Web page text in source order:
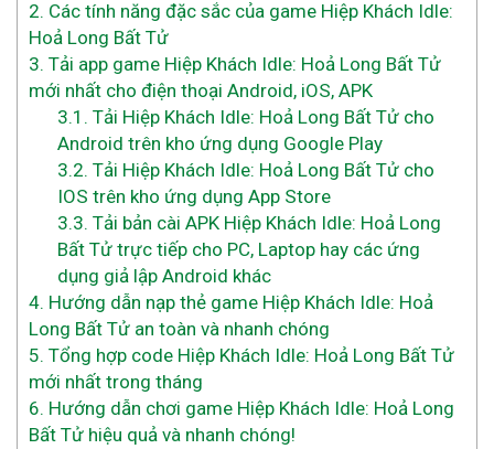
2. Các tính năng đặc sắc của game Hiệp Khách Idle:
Hoả Long Bất Tử
3. Tải app game Hiệp Khách Idle: Hoả Long Bất Tử
mới nhất cho điện thoại Android, iOS, APK
3.1. Tải Hiệp Khách Idle: Hoả Long Bất Tử cho
Android trên kho ứng dụng Google Play
3.2. Tải Hiệp Khách Idle: Hoả Long Bất Tử cho
IOS trên kho ứng dụng App Store
3.3. Tải bản cài APK Hiệp Khách Idle: Hoả Long
Bất Tử trực tiếp cho PC, Laptop hay các ứng
dụng giả lập Android khác
4. Hướng dẫn nạp thẻ game Hiệp Khách Idle: Hoả
Long Bất Tử an toàn và nhanh chóng
5. Tổng hợp code Hiệp Khách Idle: Hoả Long Bất Tử
mới nhất trong tháng
6. Hướng dẫn chơi game Hiệp Khách Idle: Hoả Long
Bất Tử hiệu quả và nhanh chóng!